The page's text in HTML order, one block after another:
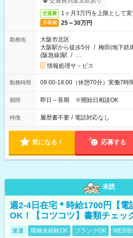
交通費 1ヶ月3万円を上限として
月収例 25～30万円
勤務地
大阪市北区
大阪駅から徒歩5分 / 梅田(地下鉄
(阪急線)駅 / …
情報処理サ－ビス
勤務時間 09:00-18:00（休憩70分）実働7時
期間 即日～長期 ※開始日相談OK
特徴 履歴書不要 / 電話対応なし
気になる！ 応募する
未読
週2-4日在宅＊時給1700円【電
OK！【コツコツ】書類チェッ
派遣 職種未経験OK ブランクOK WEB